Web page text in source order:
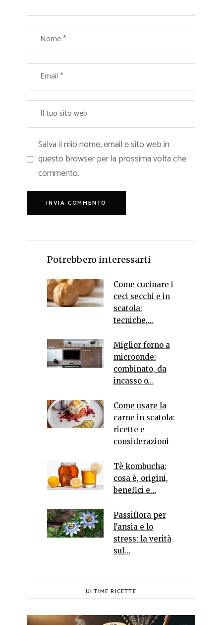
Salva il mio nome, email e sito web in
questo browser per la prossima volta che
commento.
Potrebbero interessarti
Come cucinare i
ceci secchi e in
scatola:
tecniche,…
Miglior forno a
microonde:
combinato, da
incasso o…
Come usare la
carne in scatola:
ricette e
considerazioni
Tè kombucha:
cosa è, origini,
benefici e…
Passiflora per
l'ansia e lo
stress: la verità
sul…
ULTIME RICETTE